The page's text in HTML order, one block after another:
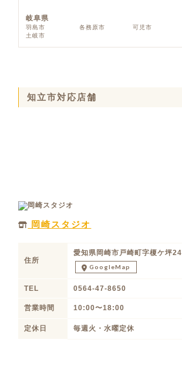
岐阜県
羽島市 各務原市 可児市
土岐市
知立市対応店舗
岡崎スタジオ
住所
愛知県岡崎市戸崎町字榎ケ坪24
GoogleMap
TEL 0564-47-8650
営業時間 10:00〜18:00
定休日 毎週火・水曜定休